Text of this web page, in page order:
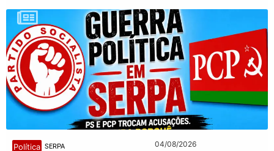
Política SERPA 04/08/2026